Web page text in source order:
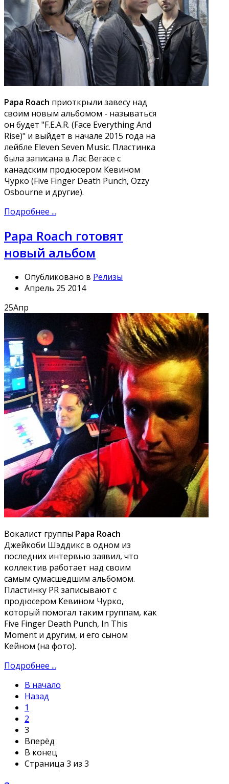
Papa Roach приоткрыли завесу над
своим новым альбомом - называться
он будет "F.E.A.R. (Face Everything And
Rise)" и выйдет в начале 2015 года на
лейбле Eleven Seven Music. Пластинка
была записана в Лас Вегасе с
канадским продюсером Кевином
Чурко (Five Finger Death Punch, Ozzy
Osbourne и другие).
Подробнее ...
Papa Roach готовят
новый альбом
Опубликовано в Релизы
Апрель 25 2014
25Апр
Вокалист группы Papa Roach
Джейкоби Шэддикс в одном из
последних интервью заявил, что
коллектив работает над своим
самым сумасшедшим альбомом.
Пластинку PR записывают с
продюсером Кевином Чурко,
который помогал таким группам, как
Five Finger Death Punch, In This
Moment и другим, и его сыном
Кейном (на фото).
Подробнее ...
В начало
Назад
1
2
3
Вперёд
В конец
Страница 3 из 3